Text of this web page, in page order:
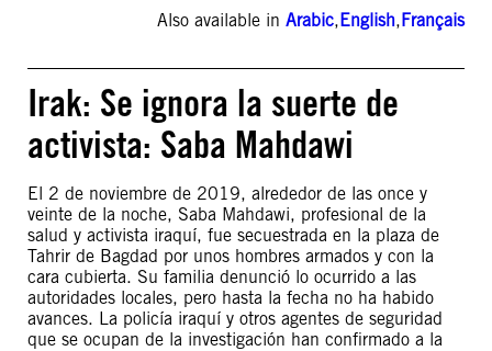
Also available in Arabic,English,Français
Irak: Se ignora la suerte de
activista: Saba Mahdawi
El 2 de noviembre de 2019, alrededor de las once y
veinte de la noche, Saba Mahdawi, profesional de la
salud y activista iraquí, fue secuestrada en la plaza de
Tahrir de Bagdad por unos hombres armados y con la
cara cubierta. Su familia denunció lo ocurrido a las
autoridades locales, pero hasta la fecha no ha habido
avances. La policía iraquí y otros agentes de seguridad
que se ocupan de la investigación han confirmado a la